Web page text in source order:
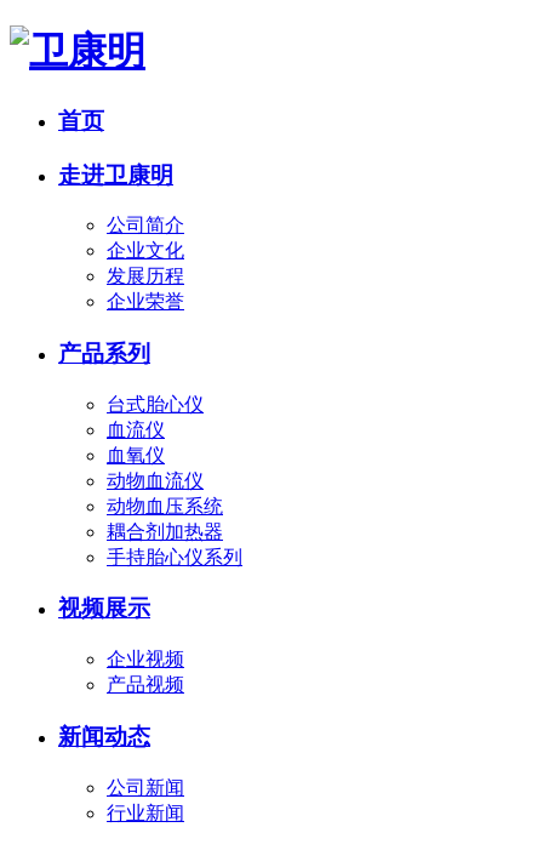
首页
走进卫康明
公司简介
企业文化
发展历程
企业荣誉
产品系列
台式胎心仪
血流仪
血氧仪
动物血流仪
动物血压系统
耦合剂加热器
手持胎心仪系列
视频展示
企业视频
产品视频
新闻动态
公司新闻
行业新闻